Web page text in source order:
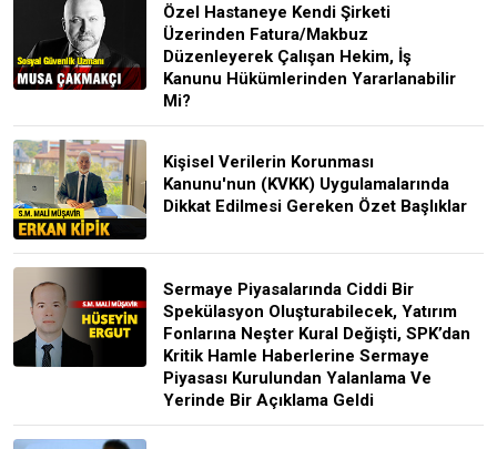
Özel Hastaneye Kendi Şirketi
Üzerinden Fatura/Makbuz
Düzenleyerek Çalışan Hekim, İş
Kanunu Hükümlerinden Yararlanabilir
Mi?
Kişisel Verilerin Korunması
Kanunu'nun (KVKK) Uygulamalarında
Dikkat Edilmesi Gereken Özet Başlıklar
Sermaye Piyasalarında Ciddi Bir
Spekülasyon Oluşturabilecek, Yatırım
Fonlarına Neşter Kural Değişti, SPK’dan
Kritik Hamle Haberlerine Sermaye
Piyasası Kurulundan Yalanlama Ve
Yerinde Bir Açıklama Geldi